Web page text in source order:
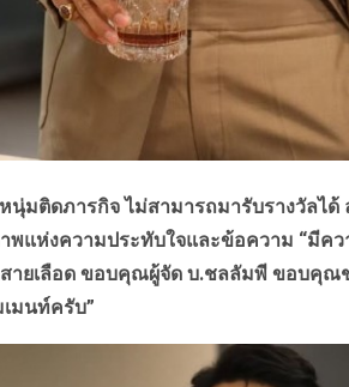
ภารกิจ ไม่สามารถมารับรางวัลได้ ล่
าพแห่งความประทับใจและข้อความ “มีค
สายเลือด ขอบคุณผู้จัด บ.ชลลัมพี ขอบคุ
มนท์ครับ”